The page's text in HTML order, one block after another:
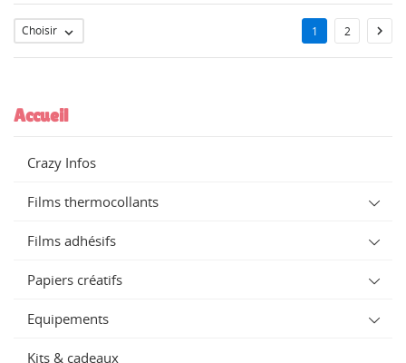
Accueil
Crazy Infos
Films thermocollants
Films adhésifs
Papiers créatifs
Equipements
Kits & cadeaux
Choisir  1 2 